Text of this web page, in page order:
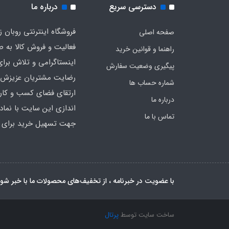
دسترسی سریع
صفحه اصلی
راهنما و قوانین خرید
پیگیری وضعیت سفارش
شماره حساب ها
درباره ما
تماس با ما
درباره ما
فروشگاه اینترنتی
فعالیت و فروش کالا
اینستاگرامی و تلاش
رضایت مشتریان
ارتقای فضای کسب و کار
اندازی این سایت با
جهت تسهیل خرید برای
با عضویت در خبرنامه ، از تخفیف‌های محصولات ما با خبر
ساخت سایت توسطپرتال